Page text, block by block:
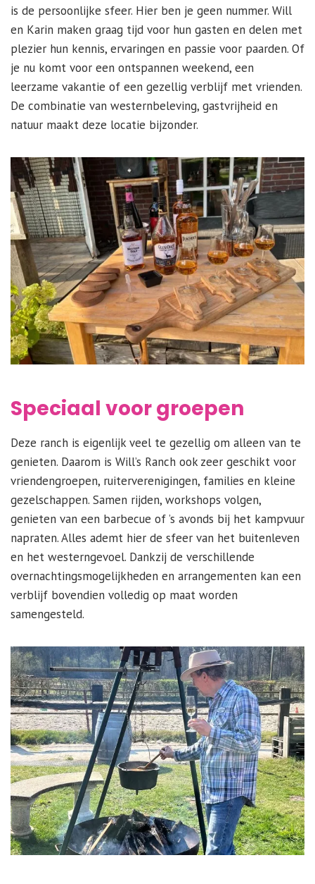
is de persoonlijke sfeer. Hier ben je geen nummer. Will
en Karin maken graag tijd voor hun gasten en delen met
plezier hun kennis, ervaringen en passie voor paarden. Of
je nu komt voor een ontspannen weekend, een
leerzame vakantie of een gezellig verblijf met vrienden.
De combinatie van westernbeleving, gastvrijheid en
natuur maakt deze locatie bijzonder.
Speciaal voor groepen
Deze ranch is eigenlijk veel te gezellig om alleen van te
genieten. Daarom is Will’s Ranch ook zeer geschikt voor
vriendengroepen, ruiterverenigingen, families en kleine
gezelschappen. Samen rijden, workshops volgen,
genieten van een barbecue of ’s avonds bij het kampvuur
napraten. Alles ademt hier de sfeer van het buitenleven
en het westerngevoel. Dankzij de verschillende
overnachtingsmogelijkheden en arrangementen kan een
verblijf bovendien volledig op maat worden
samengesteld.